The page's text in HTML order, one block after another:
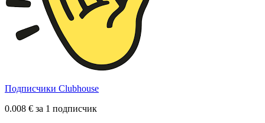
Подписчики Clubhouse
0.008 € за 1 подписчик